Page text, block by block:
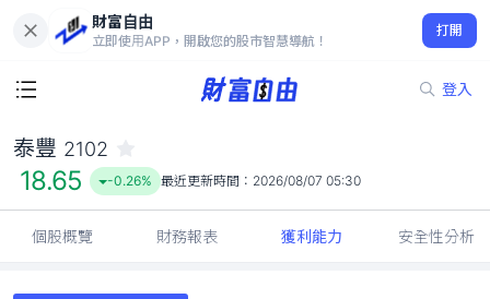
財富自由
立即使用APP，開啟您的股市智慧導航！
打開
登入
18.65
-0.26%
泰豐 2102
18.65 -0.26% 最近更新時間： 2026/08/07 05:30
個股概覽 財務報表 獲利能力 安全性分析